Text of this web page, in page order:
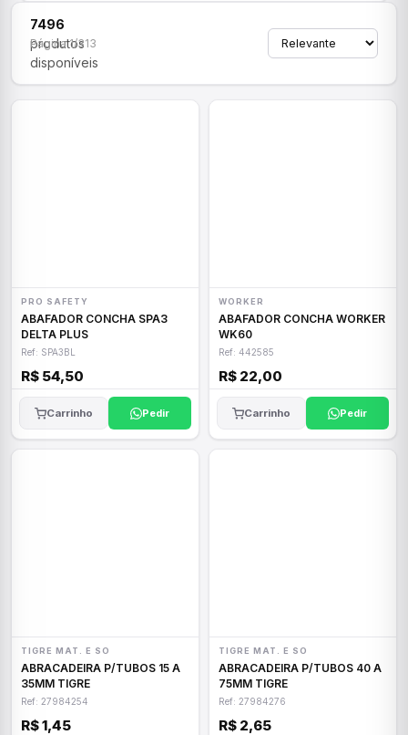
7496
produtos
disponíveis
Página 1/313
PRO SAFETY
ABAFADOR CONCHA SPA3
DELTA PLUS
Ref: SPA3BL
R$ 54,50
Carrinho Pedir
WORKER
ABAFADOR CONCHA WORKER
WK60
Ref: 442585
R$ 22,00
Carrinho Pedir
TIGRE MAT. E SO
ABRACADEIRA P/TUBOS 15 A
35MM TIGRE
Ref: 27984254
R$ 1,45
TIGRE MAT. E SO
ABRACADEIRA P/TUBOS 40 A
75MM TIGRE
Ref: 27984276
R$ 2,65